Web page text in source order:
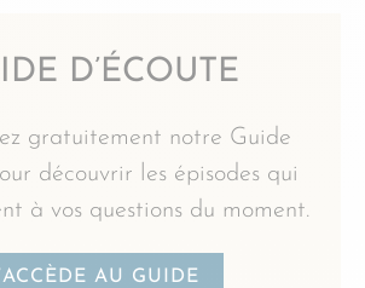
D’ÉCOUTE
gratuitement notre Guide
découvrir les épisodes qui
à vos questions du moment.
AU GUIDE